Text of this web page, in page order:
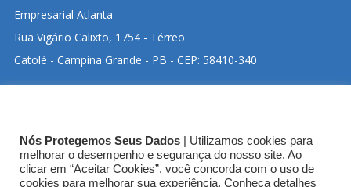
Empresarial Atlanta
Rua Vigário Calixto, 1754 - Térreo
Catolé - Campina Grande - PB - CEP: 58410-340
GOOGLE MAPS:
Nós Protegemos Seus Dados | Utilizamos cookies para
melhorar o desempenho e segurança do nosso site. Ao
clicar em “Aceitar Cookies”, você concorda com o uso de
cookies para melhorar sua experiência. Conheça detalhes